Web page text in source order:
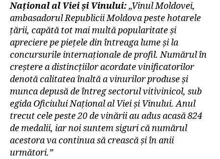
Național al Viei și Vinului:„Vinul Moldovei,
ambasadorul Republicii Moldova peste hotarele
țării, capătă tot mai multă popularitate și
apreciere pe piețele din întreaga lume și la
concursurile internaționale de profil. Numărul în
creștere a distincțiilor acordate vinificatorilor
denotă calitatea înaltă a vinurilor produse și
munca depusă de întreg sectorul vitivinicol, sub
egida Oficiului Național al Viei și Vinului. Anul
trecut cele peste 20 de vinării au adus acasă 824
de medalii, iar noi suntem siguri că numărul
acestora va continua să crească și în anii
următori.”